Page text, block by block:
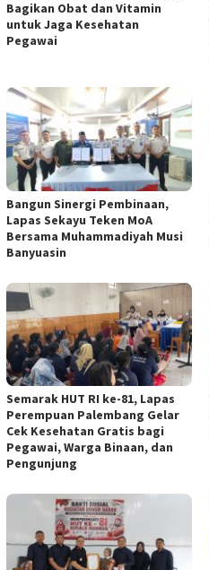
Bagikan Obat dan Vitamin
untuk Jaga Kesehatan
Pegawai
Bangun Sinergi Pembinaan,
Lapas Sekayu Teken MoA
Bersama Muhammadiyah Musi
Banyuasin
Semarak HUT RI ke-81, Lapas
Perempuan Palembang Gelar
Cek Kesehatan Gratis bagi
Pegawai, Warga Binaan, dan
Pengunjung